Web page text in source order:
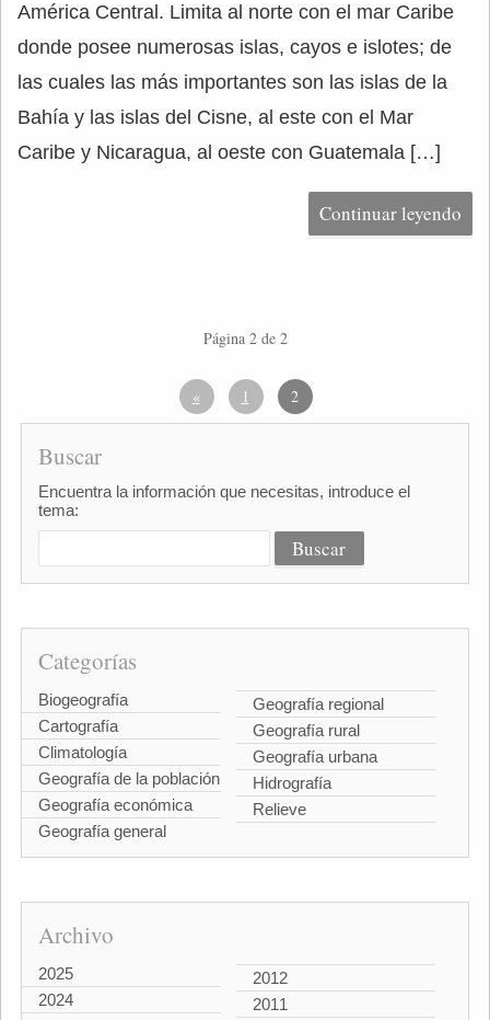
América Central. Limita al norte con el mar Caribe
donde posee numerosas islas, cayos e islotes; de
las cuales las más importantes son las islas de la
Bahía y las islas del Cisne, al este con el Mar
Caribe y Nicaragua, al oeste con Guatemala […]
Continuar leyendo
Página 2 de 2
« 1 2
Buscar
Encuentra la información que necesitas, introduce el
tema:
Categorías
Biogeografía
Cartografía
Climatología
Geografía de la población
Geografía económica
Geografía general
Geografía regional
Geografía rural
Geografía urbana
Hidrografía
Relieve
Archivo
2025
2024
2012
2011